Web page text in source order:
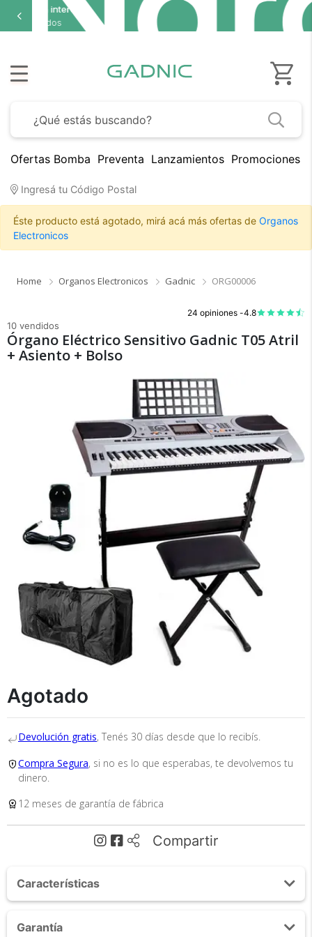
Ofertas Bomba Preventa Lanzamientos Promociones
Ingresá tu Código Postal
Éste producto está agotado, mirá acá más ofertas de Organos
Electronicos
Home Organos Electronicos Gadnic ORG00006
24 opiniones -4.8
10 vendidos
Órgano Eléctrico Sensitivo Gadnic T05 Atril
+ Asiento + Bolso
Agotado
Devolución gratis, Tenés 30 días desde que lo recibís.
Compra Segura, si no es lo que esperabas, te devolvemos tu
dinero.
12 meses de garantía de fábrica
Compartir
Características
61 Teclas
Garantía
Medios de Pago
Recibí el producto que esperabas o
que esperabas o te devolvemos el 100% de tu